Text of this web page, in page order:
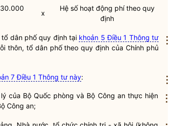
x
Hệ số hoạt động phí theo quy
định
dân phố quy định tại khoản 5 Điều 1 Thông tư
thôn, tổ dân phố theo quy định của Chính phủ
7 Điều 1 Thông tư này:
của Bộ Quốc phòng và Bộ Công an thực hiện
Công an;
⋮
⋮
⋮